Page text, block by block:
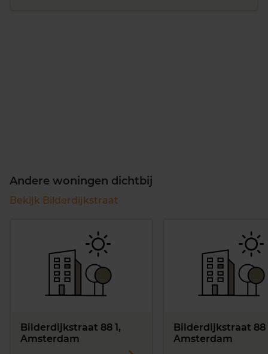
Andere woningen dichtbij
Bekijk Bilderdijkstraat
Bilderdijkstraat 88 1,
Amsterdam
Bilderdijkstraat 88
Amsterdam